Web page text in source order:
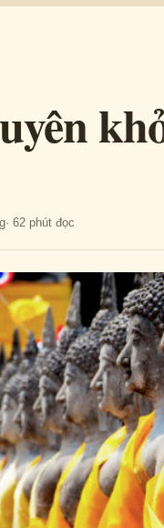
· 62 phút đọc